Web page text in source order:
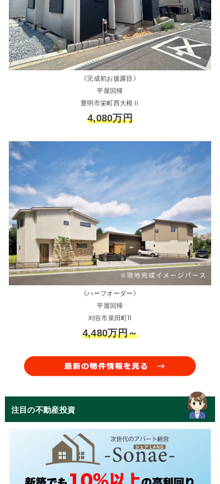
《完成初お披露目》
平屋回帰
豊明市栄町西大根Ⅱ
4,080万円
《ハーフオーダー》
平屋回帰
刈谷市泉田町II
4,480万円～
注目の不動産投資